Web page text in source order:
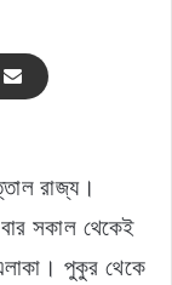
রাজ্য।
সকাল থেকেই
পুকুর থেকে